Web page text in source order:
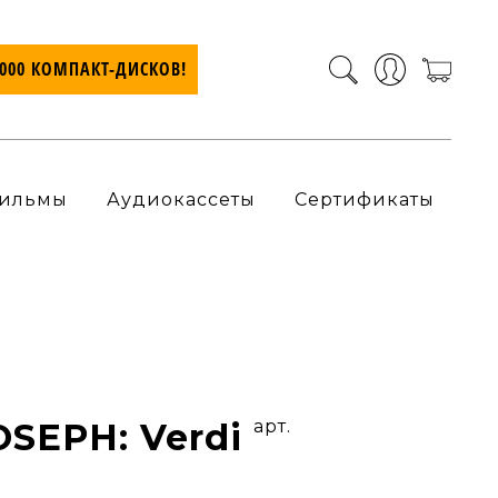
КОМПАКТ-ДИСКОВ!
Аудиокассеты Сертификаты
Verdi арт.